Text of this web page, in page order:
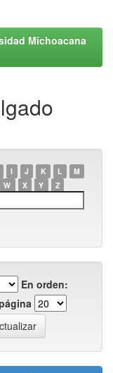
Michoacana
I J K L
M
W X Y Z
En orden: